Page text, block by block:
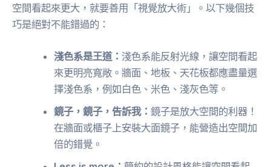
空間看起來更大，就要善用「視覺放大術」。以下幾個技
巧是絕對不能錯過的：
淺色系是王道： 淺色系能反射光線，讓空間看起
來更明亮寬敞。牆面、地板、天花板都應盡量選
擇淺色系，例如白色、米色、淺灰色等。
鏡子，鏡子，告訴我：鏡子是放大空間的利器！
在牆面或櫃子上安裝大面鏡子，能營造出空間加
倍的錯覺。